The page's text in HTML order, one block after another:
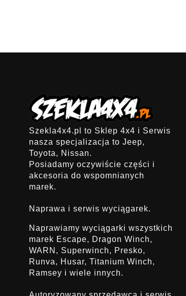
Szekla4x4.pl to Sklep 4x4 i Serwis
nasza specjalizacja to Jeep,
Toyota, Nissan.
Posiadamy oczywiście części i
akcesoria do wspomnianych
marek.
Naprawa i serwis wyciągarek.
Naprawiamy wyciągarki wszystkich
marek Escape, Dragon Winch,
WARN, Superwinch, Presko,
Runva, Husar, Titanium Winch,
Ramsey i wiele innych.